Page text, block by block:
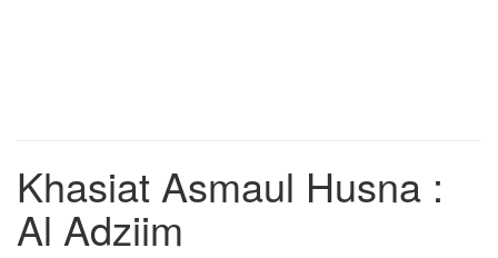
Khasiat Asmaul Husna :
Al Adziim